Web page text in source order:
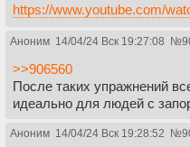
https://www.youtube.com/
Аноним 14/04/24 Вск 19:27:08 №
>>906560
После таких упражнений
идеально для людей с
Аноним 14/04/24 Вск 19:28:52 №